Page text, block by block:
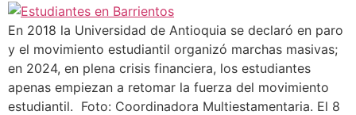
En 2018 la Universidad de Antioquia se declaró en paro
y el movimiento estudiantil organizó marchas masivas;
en 2024, en plena crisis financiera, los estudiantes
apenas empiezan a retomar la fuerza del movimiento
estudiantil. Foto: Coordinadora Multiestamentaria. El 8